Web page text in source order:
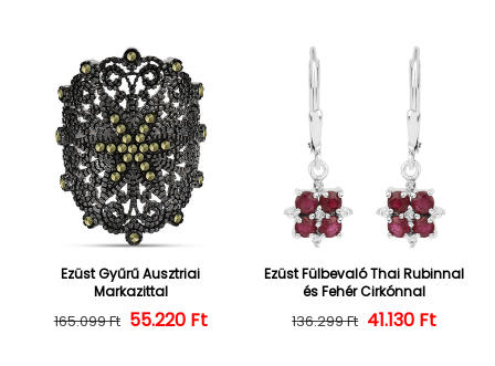
Ezüst Gyűrű Ausztriai
Markazittal
Normál ár
165.099 Ft Kedvezményes ár
55.220 Ft
Ezüst Fülbevaló Thai Rubinnal
és Fehér Cirkónnal
Normál ár
136.299 Ft 41.130 Ft